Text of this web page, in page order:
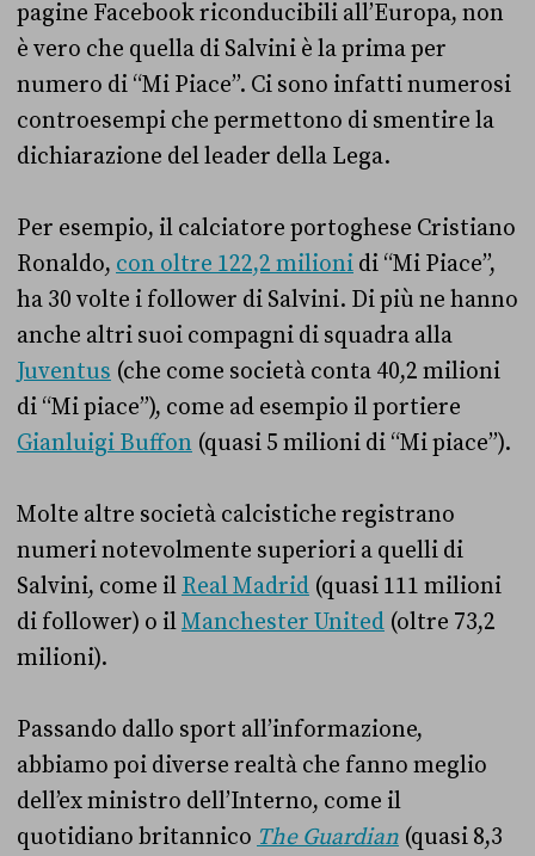
pagine Facebook riconducibili all’Europa, non
è vero che quella di Salvini è la prima per
numero di “Mi Piace”. Ci sono infatti numerosi
controesempi che permettono di smentire la
dichiarazione del leader della Lega.
Per esempio, il calciatore portoghese Cristiano
Ronaldo, con oltre 122,2 milioni di “Mi Piace”,
ha 30 volte i follower di Salvini. Di più ne hanno
anche altri suoi compagni di squadra alla
Juventus (che come società conta 40,2 milioni
di “Mi piace”), come ad esempio il portiere
Gianluigi Buffon (quasi 5 milioni di “Mi piace”).
Molte altre società calcistiche registrano
numeri notevolmente superiori a quelli di
Salvini, come il Real Madrid (quasi 111 milioni
di follower) o ilManchester United (oltre 73,2
milioni).
Passando dallo sport all’informazione,
abbiamo poi diverse realtà che fanno meglio
dell’ex ministro dell’Interno, come il
quotidiano britannico The Guardian (quasi 8,3